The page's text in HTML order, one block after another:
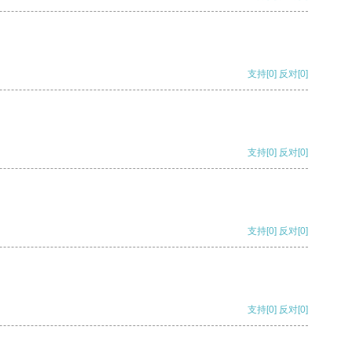
支持[0] 反对[0]
支持[0] 反对[0]
支持[0] 反对[0]
支持[0] 反对[0]